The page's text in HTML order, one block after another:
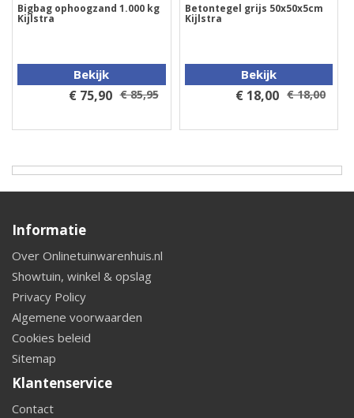
Bigbag ophoogzand 1.000 kg
Kijlstra
Bekijk
€ 75,90 € 85,95
Betontegel grijs 50x50x5cm
Kijlstra
Bekijk
€ 18,00 € 18,00
Informatie
Over Onlinetuinwarenhuis.nl
Showtuin, winkel & opslag
Privacy Policy
Algemene voorwaarden
Cookies beleid
Sitemap
Klantenservice
Contact